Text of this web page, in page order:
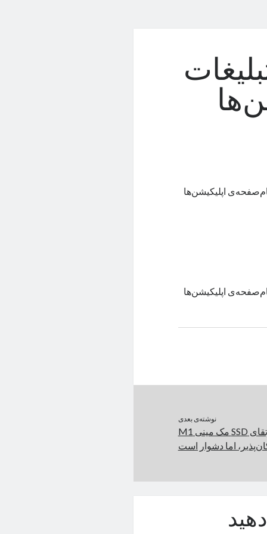
تبلیغات
تمام‌صفحه‌ی اپلیکیشن‌ها
تمام‌صفحه‌ی اپلیکیشن‌ها
نوشته‌ی بعدی
تماشا کنید: ارتقای SSD مک مینی M1
اما دشوار است